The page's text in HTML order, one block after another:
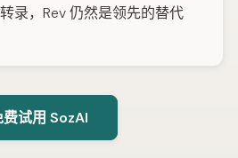
录，Rev 仍然是领先的替代
费试用 SozAI